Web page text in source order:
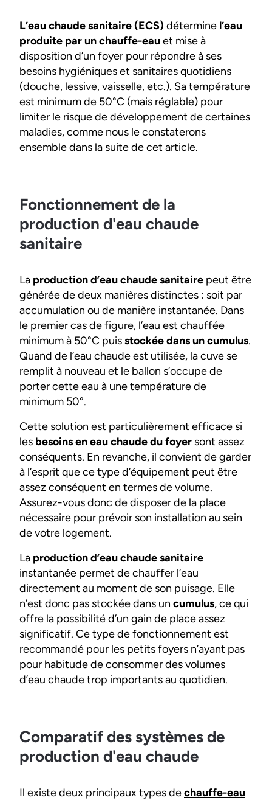
L’eau chaude sanitaire (ECS) détermine l’eau
produite par un chauffe-eauet mise à
disposition d’un foyer pour répondre à ses
besoins hygiéniques et sanitaires quotidiens
(douche, lessive, vaisselle, etc.). Sa température
est minimum de 50°C (mais réglable) pour
limiter le risque de développement de certaines
maladies, comme nous le constaterons
ensemble dans la suite de cet article.
Fonctionnement de la
production d'eau chaude
sanitaire
La production d’eau chaude sanitaire peut être
générée de deux manières distinctes : soit par
accumulation ou de manière instantanée. Dans
le premier cas de figure, l’eau est chauffée
minimum à 50°C puisstockée dans un cumulus.
Quand de l’eau chaude est utilisée, la cuve se
remplit à nouveau et le ballon s’occupe de
porter cette eau à une température de
minimum 50°.
Cette solution est particulièrement efficace si
les besoins en eau chaude du foyer sont assez
conséquents. En revanche, il convient de garder
à l’esprit que ce type d’équipement peut être
assez conséquent en termes de volume.
Assurez-vous donc de disposer de la place
nécessaire pour prévoir son installation au sein
de votre logement.
La production d’eau chaude sanitaire
instantanée permet de chauffer l’eau
directement au moment de son puisage. Elle
n’est donc pas stockée dans un cumulus, ce qui
offre la possibilité d’un gain de place assez
significatif. Ce type de fonctionnement est
recommandé pour les petits foyers n’ayant pas
pour habitude de consommer des volumes
d’eau chaude trop importants au quotidien.
Comparatif des systèmes de
production d'eau chaude
Il existe deux principaux types dechauffe-eau